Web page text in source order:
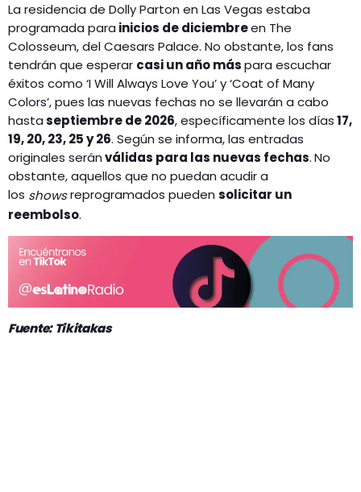
La residencia de Dolly Parton en Las Vegas estaba
programada para inicios de diciembreen The
Colosseum, del Caesars Palace. No obstante, los fans
tendrán que esperar casi un año máspara escuchar
éxitos como ‘I Will Always Love You’ y ‘Coat of Many
Colors’, pues las nuevas fechas no se llevarán a cabo
hastaseptiembre de 2026, específicamente los días17,
19, 20, 23, 25 y 26. Según se informa, las entradas
originales seránválidas para las nuevas fechas.No
obstante, aquellos que no puedan acudir a
los showsreprogramados pueden solicitar un
reembolso.
Fuente: Tikitakas